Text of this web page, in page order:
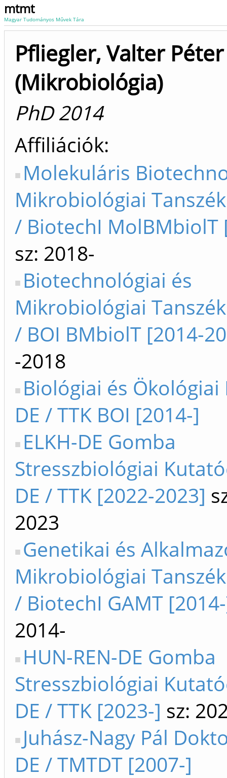
mtmt
Magyar Tudományos Művek Tára
Pfliegler, Valter Péter
(Mikrobiológia)
PhD 2014
Affiliációk
Molekuláris
Mikrobiológiai
/ BiotechI MolBMbiolT
sz: 2018-
Biotechnológiai és
Mikrobiológiai
/ BOI BMbiolT [2014-
-2018
Biológiai és
DE / TTK BOI [2014-]
ELKH-DE Gomba
Stresszbiológiai
DE / TTK [2022-2023]
2023
Genetikai és
Mikrobiológiai
/ BiotechI GAMT
2014-
HUN-REN-DE Gomba
Stresszbiológiai
DE / TTK [2023-] sz:
Juhász-Nagy Pál
DE / TMTDT [2007-]